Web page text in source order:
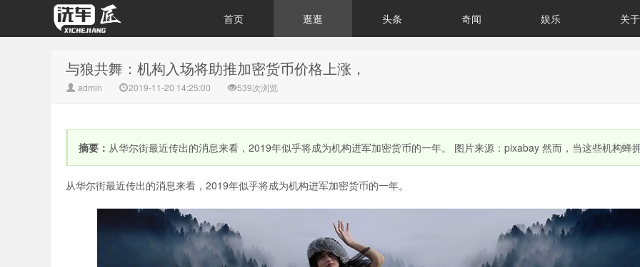
首页 逛逛 头条 奇闻 娱乐 关于
与狼共舞：机构入场将助推加密货币价格上涨，
admin 2019-11-20 14:25:00 539次浏览
摘要： 从华尔街最近传出的消息来看，2019年似乎将成为机构进军加密货币的一年。 图片来源：pixabay 然而，当这些机构蜂
从华尔街最近传出的消息来看，2019年似乎将成为机构进军加密货币的一年。